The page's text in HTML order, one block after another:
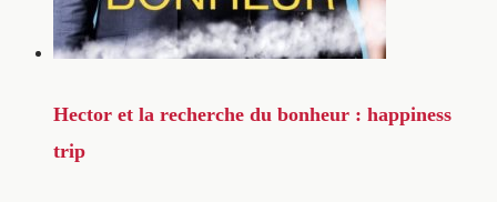
Hector et la recherche du bonheur : happiness
trip